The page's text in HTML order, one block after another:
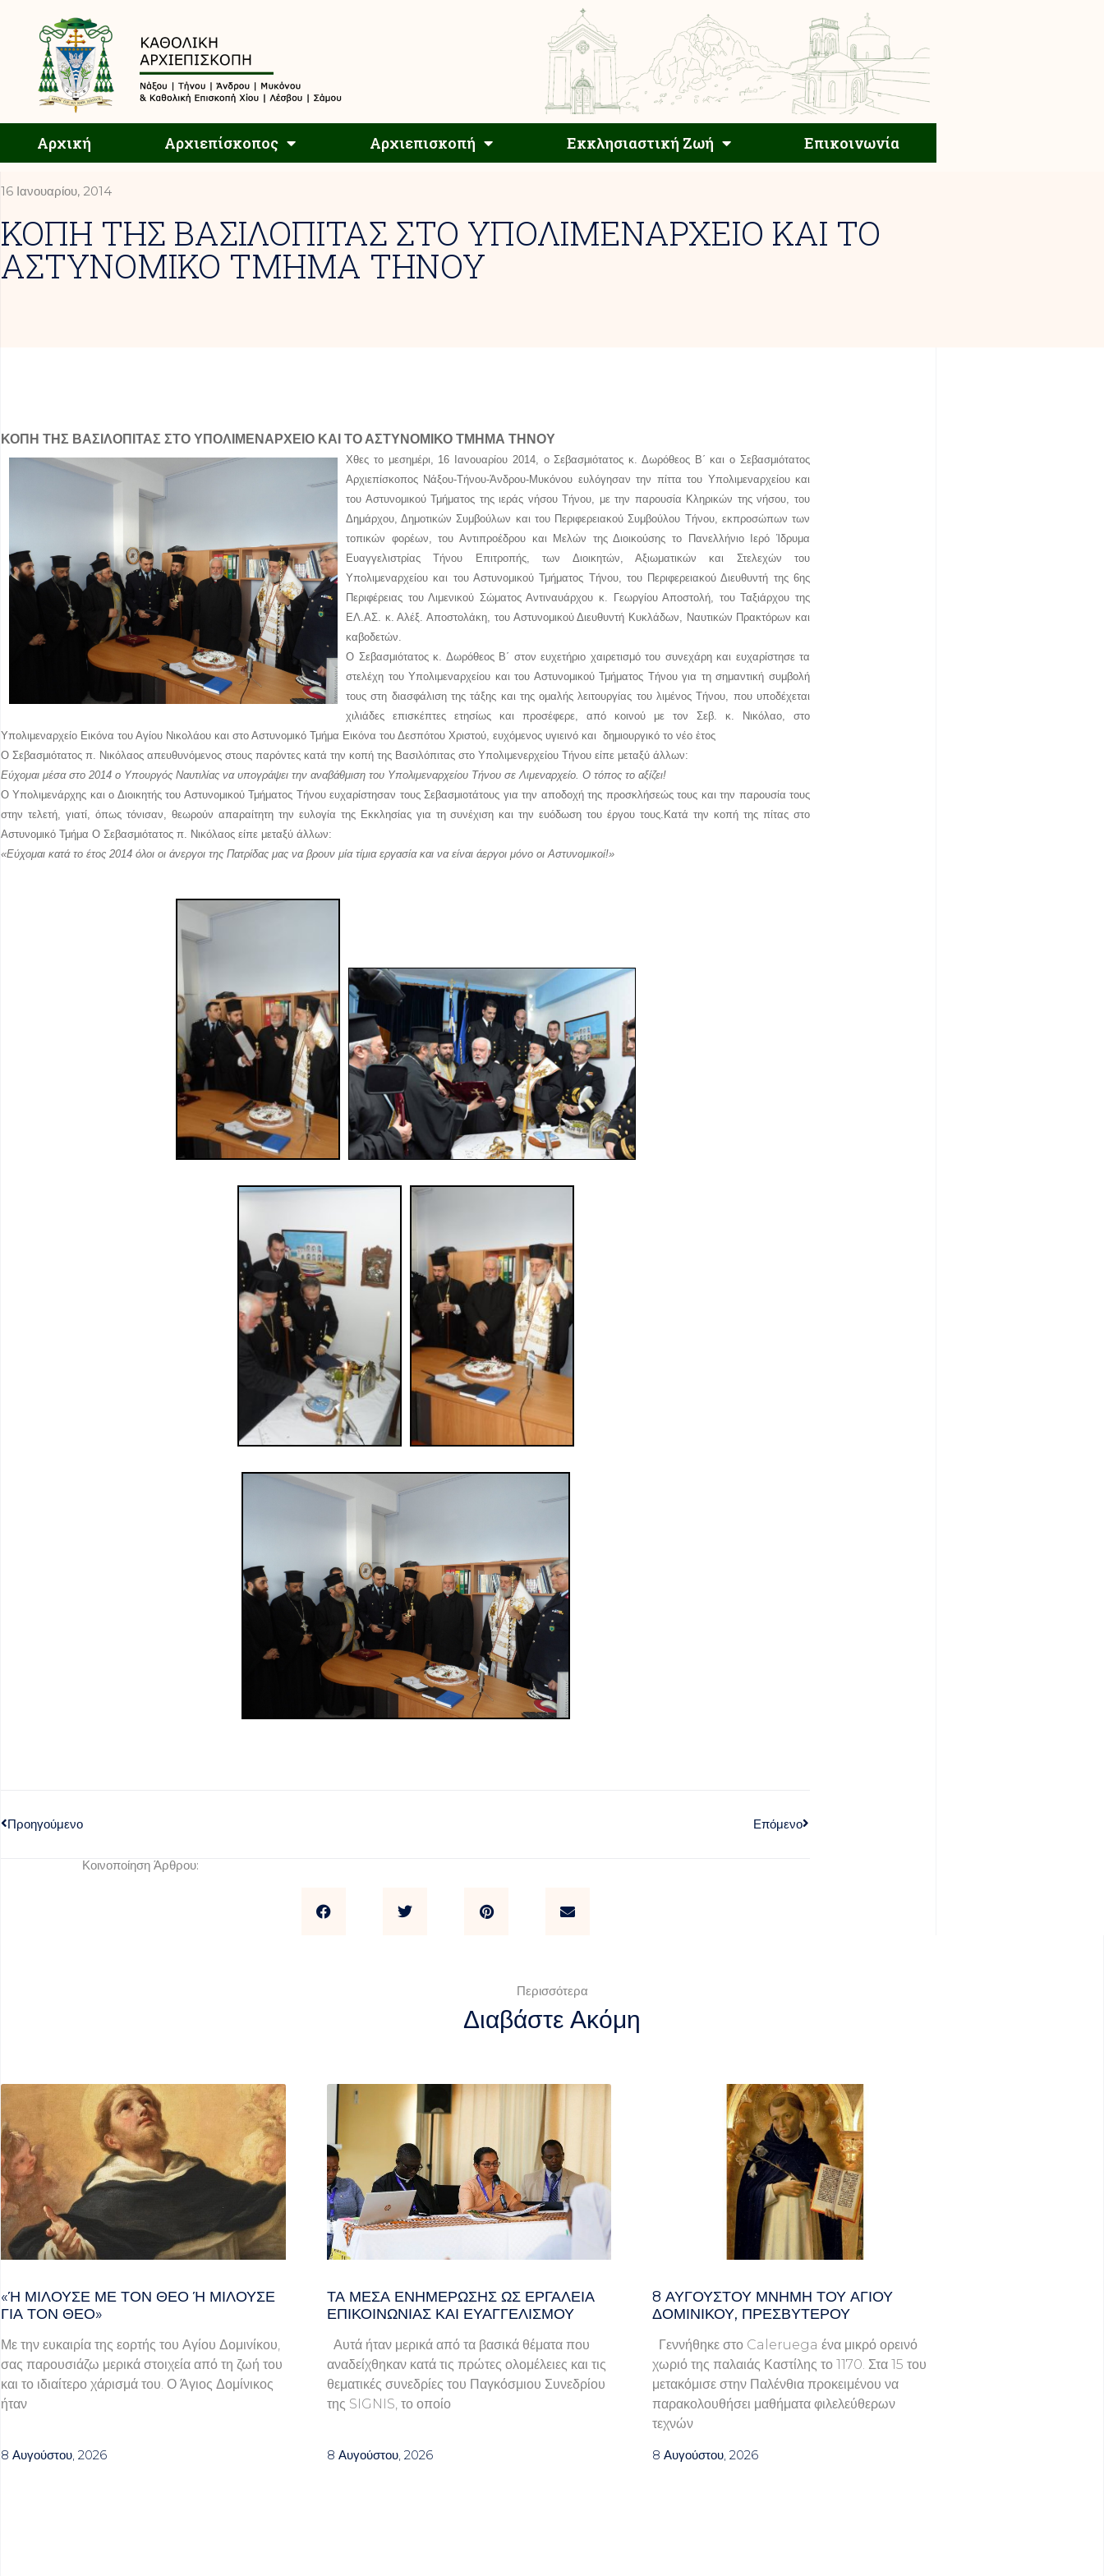
Αρχική Αρχιεπίσκοπος Αρχιεπισκοπή Εκκλησιαστική Ζωή Επικοινωνία
Αρχιεπισκοπή Εκκλησιαστική Ζωή Επικοινωνία
16 Ιανουαρίου, 2014
ΚΟΠΗ ΤΗΣ ΒΑΣΙΛΟΠΙΤΑΣ ΣΤΟ ΥΠΟΛΙΜΕΝΑΡΧΕΙΟ ΚΑΙ ΤΟ
ΑΣΤΥΝΟΜΙΚΟ ΤΜΗΜΑ ΤΗΝΟΥ
ΚΟΠΗ ΤΗΣ ΒΑΣΙΛΟΠΙΤΑΣ ΣΤΟ ΥΠΟΛΙΜΕΝΑΡΧΕΙΟ ΚΑΙ ΤΟ ΑΣΤΥΝΟΜΙΚΟ ΤΜΗΜΑ ΤΗΝΟΥ
Χθες το μεσημέρι, 16 Ιανουαρίου 2014, ο Σεβασμιότατος κ. Δωρόθεος Β΄ και ο Σεβασμιότατος
Αρχιεπίσκοπος Νάξου-Τήνου-Άνδρου-Μυκόνου ευλόγησαν την πίττα του Υπολιμεναρχείου και
του Αστυνομικού Τμήματος της ιεράς νήσου Τήνου, με την παρουσία Κληρικών της νήσου, του
Δημάρχου, Δημοτικών Συμβούλων και του Περιφερειακού Συμβούλου Τήνου, εκπροσώπων των
τοπικών φορέων, του Αντιπροέδρου και Μελών της Διοικούσης το Πανελλήνιο Ιερό Ίδρυμα
Ευαγγελιστρίας Τήνου Επιτροπής, των Διοικητών, Αξιωματικών και Στελεχών του
Υπολιμεναρχείου και του Αστυνομικού Τμήματος Τήνου, του Περιφερειακού Διευθυντή της 6ης
Περιφέρειας του Λιμενικού Σώματος Αντιναυάρχου κ. Γεωργίου Αποστολή, του Ταξιάρχου της
ΕΛ.ΑΣ. κ. Αλέξ. Αποστολάκη, του Αστυνομικού Διευθυντή Κυκλάδων, Ναυτικών Πρακτόρων και
καβοδετών.
Ο Σεβασμιότατος κ. Δωρόθεος Β΄ στον ευχετήριο χαιρετισμό του συνεχάρη και ευχαρίστησε τα
στελέχη του Υπολιμεναρχείου και του Αστυνομικού Τμήματος Τήνου για τη σημαντική συμβολή
τους στη διασφάλιση της τάξης και της ομαλής λειτουργίας του λιμένος Τήνου, που υποδέχεται
χιλιάδες επισκέπτες ετησίως και προσέφερε, από κοινού με τον Σεβ. κ. Νικόλαο, στο
Υπολιμεναρχείο Εικόνα του Αγίου Νικολάου και στο Αστυνομικό Τμήμα Εικόνα του Δεσπότου Χριστού, ευχόμενος υγιεινό και δημιουργικό το νέο ἐτος
Ο Σεβασμιότατος π. Νικόλαος απευθυνόμενος στους παρόντες κατά την κοπή της Βασιλόπιτας στο Υπολιμενερχείου Τήνου είπε μεταξύ άλλων:
Εύχομαι μέσα στο 2014 ο Υπουργός Ναυτιλίας να υπογράψει την αναβάθμιση του Υπολιμεναρχείου Τήνου σε Λιμεναρχείο. Ο τόπος το αξίζει!
Ο Υπολιμενάρχης και ο Διοικητής του Αστυνομικού Τμήματος Τήνου ευχαρίστησαν τους Σεβασμιοτάτους για την αποδοχή της προσκλήσεώς τους και την παρουσία τους
στην τελετή, γιατί, όπως τόνισαν, θεωρούν απαραίτητη την ευλογία της Εκκλησίας για τη συνέχιση και την ευόδωση του έργου τους. Κατά την κοπή της πίτας στο
Αστυνομικό Τμήμα Ο Σεβασμιότατος π. Νικόλαος είπε μεταξύ άλλων:
«Εύχομαι κατά το έτος 2014 όλοι οι άνεργοι της Πατρίδας μας να βρουν μία τίμια εργασία και να είναι άεργοι μόνο οι Αστυνομικοί!»
Προηγούμενο Επόμενο
Κοινοποίηση Άρθρου:
Περισσότερα
Διαβάστε Ακόμη
«Ή ΜΙΛΟΎΣΕ ΜΕ ΤΟΝ ΘΕΌ Ή ΜΙΛΟΎΣΕ ΓΙ
Α ΤΟΝ ΘΕΌ»
Με την ευκαιρία της εορτής του Αγίου Δομινίκου,
σας παρουσιάζω μερικά στοιχεία από τη ζωή του
και το ιδιαίτερο χάρισμά του. Ο Άγιος Δομίνικος
ήταν
8 Αυγούστου, 2026
ΤΑ ΜΈΣΑ ΕΝΗΜΈΡΩΣΗΣ ΩΣ ΕΡΓΑΛΕΊΑ
ΕΠΙΚΟΙΝΩΝΊΑΣ ΚΑΙ ΕΥΑΓΓΕΛΙΣΜΟΎ
Αυτά ήταν μερικά από τα βασικά θέματα που
αναδείχθηκαν κατά τις πρώτες ολομέλειες και τις
θεματικές συνεδρίες του Παγκόσμιου Συνεδρίου
της SIGNIS, το οποίο
8 Αυγούστου, 2026
8 ΑΥΓΟΥΣΤΟΥ ΜΝΗΜΗ ΤΟΥ ΑΓΙΟΥ
ΔΟΜΙΝΙΚΟΥ, ΠΡΕΣΒΥΤΕΡΟΥ
Γεννήθηκε στο Caleruega ένα μικρό ορεινό
χωριό της παλαιάς Καστίλης το 1170. Στα 15 του
μετακόμισε στην Παλένθια προκειμένου να
παρακολουθήσει μαθήματα φιλελεύθερων
τεχνών
8 Αυγούστου, 2026